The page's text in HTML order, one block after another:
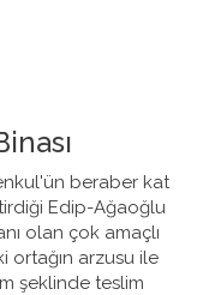
beraber kat
Edip-Ağaoğlu
olan çok amaçlı
ortağın arzusu ile
şeklinde teslim